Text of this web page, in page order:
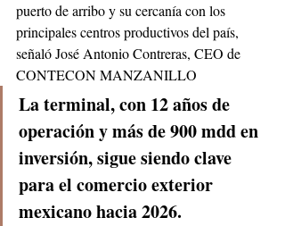
puerto de arribo y su cercanía con los
principales centros productivos del país,
señaló José Antonio Contreras, CEO de
CONTECON MANZANILLO
La terminal, con 12 años de
operación y más de 900 mdd en
inversión, sigue siendo clave
para el comercio exterior
mexicano hacia 2026.